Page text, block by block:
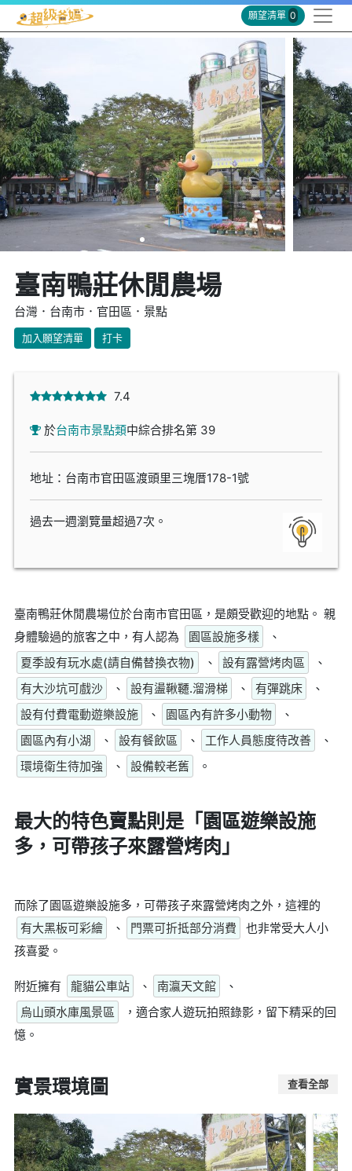
願望清單 0
臺南鴨莊休閒農場
台灣．台南市．官田區．景點
加入願望清單 打卡
7.4
於台南市景點類中綜合排名第 39
地址：台南市官田區渡頭里三塊厝178-1號
過去一週瀏覽量超過7次。
臺南鴨莊休閒農場位於台南市官田區，是頗受歡迎的地點。 親
身體驗過的旅客之中，有人認為
園區設施多樣
、
夏季設有玩水處(請自備替換衣物)
、 設有露營烤肉區
、
有大沙坑可戲沙
、 設有盪鞦韆.溜滑梯 、 有彈跳床
、
設有付費電動遊樂設施
、 園區內有許多小動物
、
園區內有小湖
、 設有餐飲區 、 工作人員態度待改善
、
環境衛生待加強
、 設備較老舊 。
最大的特色賣點則是「園區遊樂設施
多，可帶孩子來露營烤肉」
而除了園區遊樂設施多，可帶孩子來露營烤肉之外，這裡的
有大黑板可彩繪
、 門票可折抵部分消費
也非常受大人小
孩喜愛。
附近擁有 龍貓公車站 、 南瀛天文館
、
烏山頭水庫風景區
，適合家人遊玩拍照錄影，留下精采的回
憶。
實景環境圖 查看全部